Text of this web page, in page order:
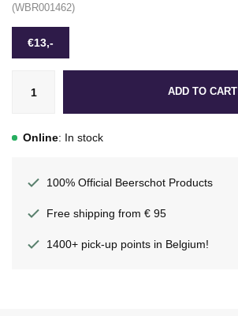
(WBR001462)
€13,-
ADD TO CART
Online: In stock
100% Official Beerschot Products
Free shipping from € 95
1400+ pick-up points in Belgium!